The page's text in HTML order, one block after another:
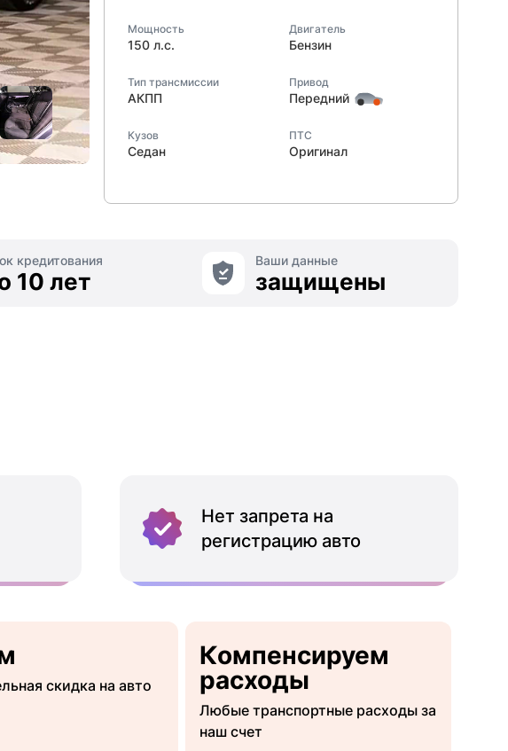
Мощность
150 л.с.
Двигатель
Бензин
Тип трансмиссии
АКПП
Привод
Передний
Кузов
Седан
ПТС
Оригинал
кредитования
10 лет
Ваши данные
защищены
Нет запрета на
регистрацию авто
скидка на авто
Компенсируем
расходы
Любые транспортные расходы за
наш счет